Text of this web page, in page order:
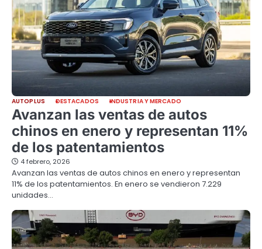
AUTOPLUS DESTACADOS INDUSTRIA Y MERCADO
Avanzan las ventas de autos
chinos en enero y representan 11%
de los patentamientos
4 febrero, 2026
Avanzan las ventas de autos chinos en enero y representan
11% de los patentamientos. En enero se vendieron 7.229
unidades…